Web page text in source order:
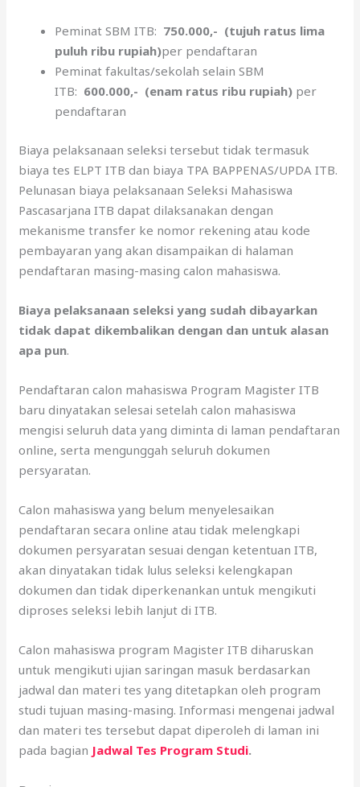
Peminat SBM ITB: 750.000,- (tujuh ratus lima
puluh ribu rupiah)per pendaftaran
Peminat fakultas/sekolah selain SBM
ITB: 600.000,- (enam ratus ribu rupiah) per
pendaftaran
Biaya pelaksanaan seleksi tersebut tidak termasuk
biaya tes ELPT ITB dan biaya TPA BAPPENAS/UPDA ITB.
Pelunasan biaya pelaksanaan Seleksi Mahasiswa
Pascasarjana ITB dapat dilaksanakan dengan
mekanisme transfer ke nomor rekening atau kode
pembayaran yang akan disampaikan di halaman
pendaftaran masing-masing calon mahasiswa.
Biaya pelaksanaan seleksi yang sudah dibayarkan
tidak dapat dikembalikan dengan dan untuk alasan
apa pun.
Pendaftaran calon mahasiswa Program Magister ITB
baru dinyatakan selesai setelah calon mahasiswa
mengisi seluruh data yang diminta di laman pendaftaran
online, serta mengunggah seluruh dokumen
persyaratan.
Calon mahasiswa yang belum menyelesaikan
pendaftaran secara online atau tidak melengkapi
dokumen persyaratan sesuai dengan ketentuan ITB,
akan dinyatakan tidak lulus seleksi kelengkapan
dokumen dan tidak diperkenankan untuk mengikuti
diproses seleksi lebih lanjut di ITB.
Calon mahasiswa program Magister ITB diharuskan
untuk mengikuti ujian saringan masuk berdasarkan
jadwal dan materi tes yang ditetapkan oleh program
studi tujuan masing-masing. Informasi mengenai jadwal
dan materi tes tersebut dapat diperoleh di laman ini
pada bagian Jadwal Tes Program Studi.